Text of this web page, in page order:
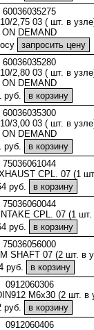
60036035275
2,75 03 ( шт. в
ON DEMAND
60036035280
2,80 03 ( шт. в
ON DEMAND
руб.
60036035300
3,00 03 ( шт. в
ON DEMAND
руб.
75036061044
CPL. 07 (1
руб.
75036060044
CPL. 07 (1 шт.
руб.
75036056000
SHAFT 07 (2 шт. в
руб.
0912060306
M6x30 (2 шт. в
руб.
0912060406